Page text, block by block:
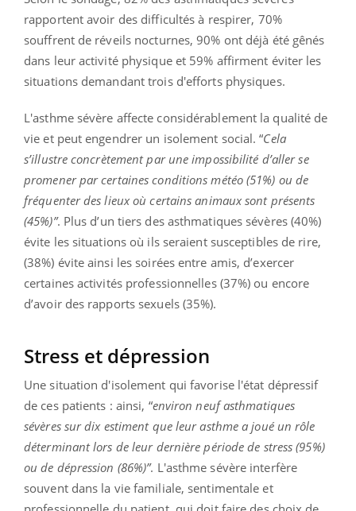
rapportent avoir des difficultés à respirer, 70%
souffrent de réveils nocturnes, 90% ont déjà été gênés
dans leur activité physique et 59% affirment éviter les
situations demandant trois d'efforts physiques.
L'asthme sévère affecte considérablement la qualité de
vie et peut engendrer un isolement social. “Cela
s’illustre concrètement par une impossibilité d’aller se
promener par certaines conditions météo (51%) ou de
fréquenter des lieux où certains animaux sont présents
(45%)”. Plus d’un tiers des asthmatiques sévères (40%)
évite les situations où ils seraient susceptibles de rire,
(38%) évite ainsi les soirées entre amis, d’exercer
certaines activités professionnelles (37%) ou encore
d’avoir des rapports sexuels (35%).
Stress et dépression
Une situation d'isolement qui favorise l'état dépressif
de ces patients : ainsi, “environ neuf asthmatiques
sévères sur dix estiment que leur asthme a joué un rôle
déterminant lors de leur dernière période de stress (95%)
ou de dépression (86%)”. L'asthme sévère interfère
souvent dans la vie familiale, sentimentale et